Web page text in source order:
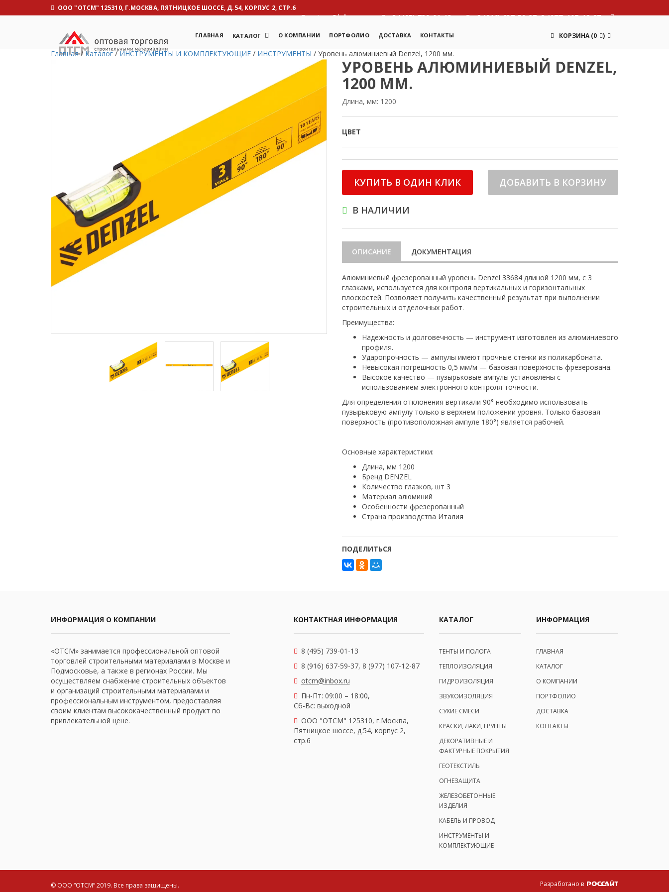
OOO "ОТСМ" 125310, Г.МОСКВА, ПЯТНИЦКОЕ ШОССЕ, Д.54, КОРПУС 2, СТР.6
otcm@inbox.ru 8 (495) 739-01-13 8 (916) 637-59-37, 8 (977) 107-12-87
ГЛАВНАЯ КАТАЛОГ О КОМПАНИИ ПОРТФОЛИО ДОСТАВКА КОНТАКТЫ КОРЗИНА (0 )
Главная /Каталог /ИНСТРУМЕНТЫ И КОМПЛЕКТУЮЩИЕ / ИНСТРУМЕНТЫ / Уровень алюминиевый Denzel, 1200 мм.
УРОВЕНЬ АЛЮМИНИЕВЫЙ DENZEL,
1200 ММ.
Длина, мм: 1200
ЦВЕТ
КУПИТЬ В ОДИН КЛИК ДОБАВИТЬ В КОРЗИНУ
В НАЛИЧИИ
ОПИСАНИЕ ДОКУМЕНТАЦИЯ
Алюминиевый фрезерованный уровень Denzel 33684 длиной 1200 мм, с 3
глазками, используется для контроля вертикальных и горизонтальных
плоскостей. Позволяет получить качественный результат при выполнении
строительных и отделочных работ.
Преимущества:
Надежность и долговечность — инструмент изготовлен из алюминиевого
профиля.
Ударопрочность — ампулы имеют прочные стенки из поликарбоната.
Невысокая погрешность 0,5 мм/м — базовая поверхность фрезерована.
Высокое качество — пузырьковые ампулы установлены с
использованием электронного контроля точности.
Для определения отклонения вертикали 90° необходимо использовать
пузырьковую ампулу только в верхнем положении уровня. Только базовая
поверхность (противоположная ампуле 180°) является рабочей.
Основные характеристики:
Длина, мм 1200
Бренд DENZEL
Количество глазков, шт 3
Материал алюминий
Особенности фрезерованный
Страна производства Италия
ПОДЕЛИТЬСЯ
ИНФОРМАЦИЯ О КОМПАНИИ
«ОТСМ» занимается профессиональной оптовой
торговлей строительными материалами в Москве и
Подмосковье, а также в регионах России. Мы
осуществляем снабжение строительных объектов
и организаций строительными материалами и
профессиональным инструментом, предоставляя
своим клиентам высококачественный продукт по
привлекательной цене.
КОНТАКТНАЯ ИНФОРМАЦИЯ
8 (495) 739-01-13
8 (916) 637-59-37, 8 (977) 107-12-87
otcm@inbox.ru
Пн-Пт: 09:00 – 18:00,
Сб-Вс: выходной
OOO "ОТСМ" 125310, г.Москва,
Пятницкое шоссе, д.54, корпус 2,
стр.6
КАТАЛОГ
ТЕНТЫ И ПОЛОГА
ТЕПЛОИЗОЛЯЦИЯ
ГИДРОИЗОЛЯЦИЯ
ЗВУКОИЗОЛЯЦИЯ
СУХИЕ СМЕСИ
КРАСКИ, ЛАКИ, ГРУНТЫ
ДЕКОРАТИВНЫЕ И
ФАКТУРНЫЕ ПОКРЫТИЯ
ГЕОТЕКСТИЛЬ
ОГНЕЗАЩИТА
ЖЕЛЕЗОБЕТОННЫЕ
ИЗДЕЛИЯ
КАБЕЛЬ И ПРОВОД
ИНСТРУМЕНТЫ И
КОМПЛЕКТУЮЩИЕ
ИНФОРМАЦИЯ
ГЛАВНАЯ
КАТАЛОГ
О КОМПАНИИ
ПОРТФОЛИО
ДОСТАВКА
КОНТАКТЫ
© ООО “ОТСМ” 2019. Все права защищены. Разработано в